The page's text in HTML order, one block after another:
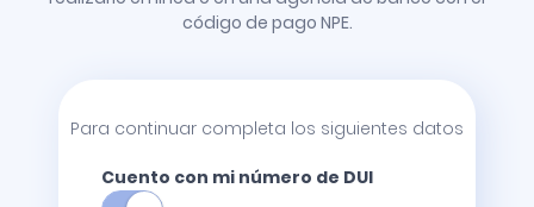
código de pago NPE.
Para continuar completa los siguientes datos
Cuento con mi número de DUI